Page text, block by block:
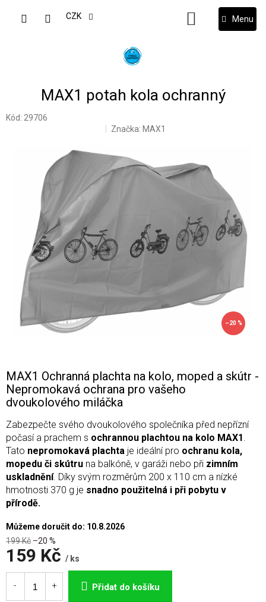
CZK
NÁKUPNÍ
KOŠÍK
MAX1 potah kola ochranný
Kód: 29706
Značka: MAX1
–20 %
199 Kč –20 %
159 Kč / ks
Měrná
cena:
Můžeme doručit do: 10.8.2026
Přidat do košíku
MAX1 Ochranná plachta na kolo, moped a skútr -
Nepromokavá ochrana pro vašeho
dvoukolového miláčka
Zabezpečte svého dvoukolového společníka před nepřízní
počasí a prachem s ochrannou plachtou na kolo MAX1 .
Tato nepromokavá plachta je ideální pro ochranu kola,
mopedu či skútru na balkóně, v garáži nebo při zimním
uskladnění. Díky svým rozměrům 200 x 110 cm a nízké
hmotnosti 370 g je snadno použitelná i při pobytu v
přírodě.